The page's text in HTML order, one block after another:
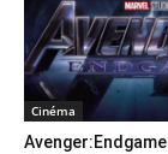
Cinéma